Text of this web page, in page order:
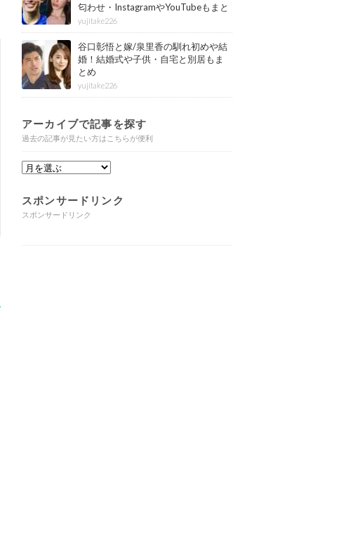
匂わせ・InstagramやYouTubeもまと
め
yujitake226
谷口彰悟と嫁/泉里香の馴れ初めや結
婚！結婚式や子供・自宅と別居もま
とめ
yujitake226
アーカイブで記事を探す
過去の記事が見たい方はこちらが便利
スポンサードリンク
スポンサードリンク